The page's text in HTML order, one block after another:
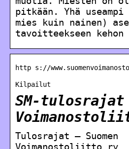
pitkään. Yhä
mies kuin nainen)
tavoitteekseen kehon
http s://
Kilpailut
SM-tulosrajat
Tulosrajat – Suomen
Voimanostoliitto ry